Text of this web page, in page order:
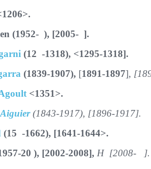
(1952- ), [2005- ].
(12 -1318), <1295-1318].
(1839-1907), [1891-1897],
<1351>.
Aiguier(1843-1917), [1896-1917].
(15 -1662), [1641-1644>.
20 ), [2002-2008], H [2008-